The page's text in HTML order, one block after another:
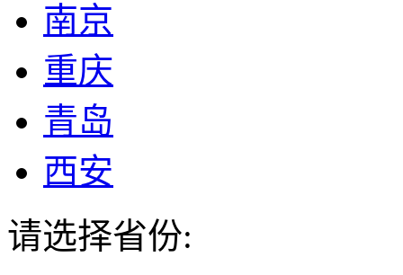
南京
重庆
青岛
西安
请选择省份: